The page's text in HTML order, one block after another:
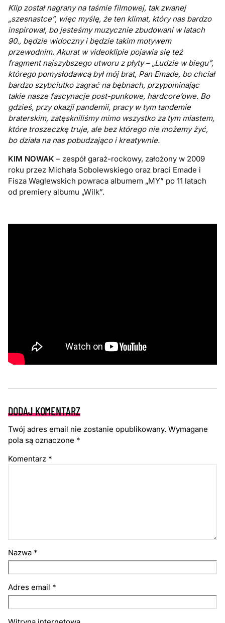
Klip został nagrany na taśmie filmowej, tak zwanej
„szesnastce”, więc myślę, że ten klimat, który nas bardzo
inspirował, bo jesteśmy muzycznie zbudowani w latach
90., będzie widoczny i będzie takim motywem
przewodnim. Akurat w videoklipie pojawia się też
fragment najszybszego utworu z płyty – „Ludzie w biegu”,
którego pomysłodawcą był mój brat, Pan Emade, bo chciał
bardzo szybciutko zagrać na bębnach, przypominając
takie nasze fascynacje post-punkowe, hardcore’owe. Bo
gdzieś, przy okazji pandemii, pracy w tym tandemie
braterskim, zatęskniliśmy mimo wszystko za tym miastem,
które troszeczkę truje, ale bez którego nie możemy żyć,
bo działa na nas pobudzająco i kreatywnie.
KIM NOWAK – zespół garaż-rockowy, założony w 2009
roku przez Michała Sobolewskiego oraz braci Emade i
Fisza Waglewskich powraca albumem „MY” po 11 latach
od premiery albumu „Wilk”.
DODAJ KOMENTARZ
Twój adres email nie zostanie opublikowany. Wymagane
pola są oznaczone *
Komentarz *
Nazwa *
Adres email *